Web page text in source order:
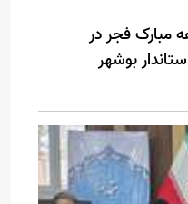
مبارک فجر در
بوشهر